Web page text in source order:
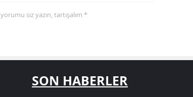
siz yazın, tartışalım *
SON HABERLER